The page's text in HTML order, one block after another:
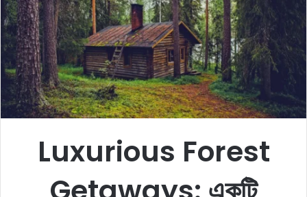
n
e
m
a
i
l
Luxurious Forest